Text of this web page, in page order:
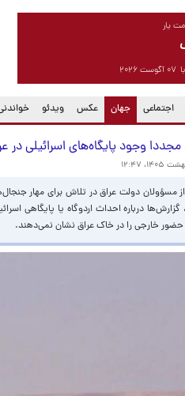
یار
اجتماعی جهان
(current) عکس ویدئو
مجددا وجود پایگاه‌های اسرائیلی در
مسؤولان دولت عراق در تلاش برای مهار
گزارش‌ها درباره احداث اردوگاه یا پایگاهی
خارجی را در خاک عراق نشان نمی‌دهند.